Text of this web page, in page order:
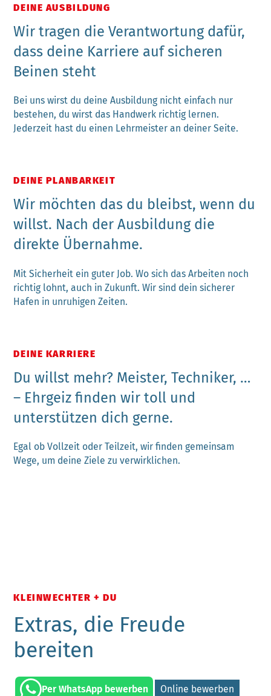
DEINE AUSBILDUNG
Wir tragen die Verantwortung dafür,
dass deine Karriere auf sicheren
Beinen steht
Bei uns wirst du deine Ausbildung nicht einfach nur
bestehen, du wirst das Handwerk richtig lernen.
Jederzeit hast du einen Lehrmeister an deiner Seite.
DEINE PLANBARKEIT
Wir möchten das du bleibst, wenn du
willst. Nach der Ausbildung die
direkte Übernahme.
Mit Sicherheit ein guter Job. Wo sich das Arbeiten noch
richtig lohnt, auch in Zukunft. Wir sind dein sicherer
Hafen in unruhigen Zeiten.
DEINE KARRIERE
Du willst mehr? Meister, Techniker, …
– Ehrgeiz finden wir toll und
unterstützen dich gerne.
Egal ob Vollzeit oder Teilzeit, wir finden gemeinsam
Wege, um deine Ziele zu verwirklichen.
KLEINWECHTER + DU
Extras, die Freude
bereiten
Per WhatsApp bewerben Online bewerben